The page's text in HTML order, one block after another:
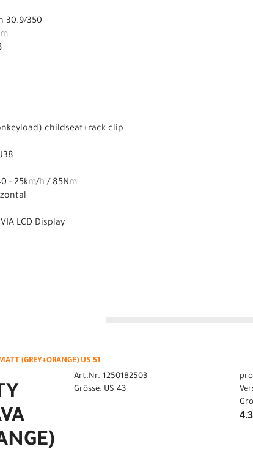
30.9/350
childseat+rack clip
- 25km/h / 85Nm
LCD Display
(GREY+ORANGE) US 51
Art.Nr. 1250182503
Grösse: US 43